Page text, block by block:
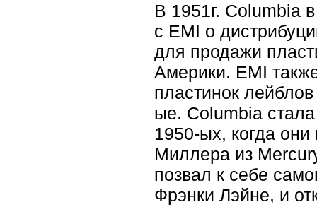
В 1951г. Columbia
с EMI о
для продажи
Америки. EMI
пластинок
ые. Columbia
1950-ых, когда
Миллера из
позвал к себе
Фрэнки Лэйне, и